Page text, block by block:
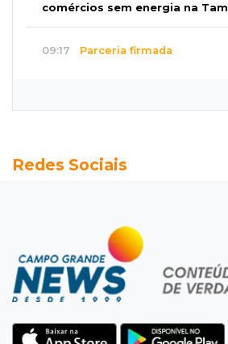
comércios sem energia na
09:17 Parceria firmada
Homem morre e três ficam
Ponta Porã
Discussão termina com
por ex-companheiro de amiga
Após briga, casa pega fogo
Redes Sociais